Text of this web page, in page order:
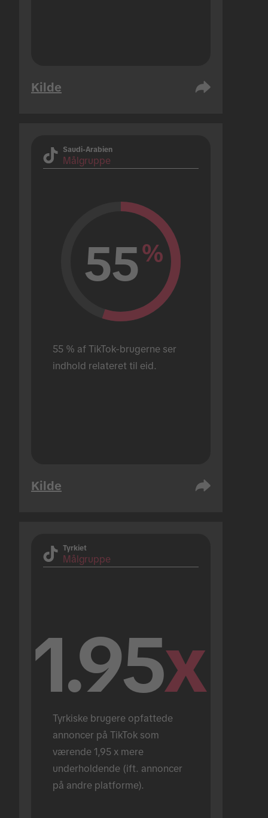
Kilde
Saudi-Arabien
Målgruppe
55%
55 % af TikTok-brugerne ser
indhold relateret til eid.
Kilde
Tyrkiet
Målgruppe
1.95x
Tyrkiske brugere opfattede
annoncer på TikTok som
værende 1,95 x mere
underholdende (ift. annoncer
på andre platforme).